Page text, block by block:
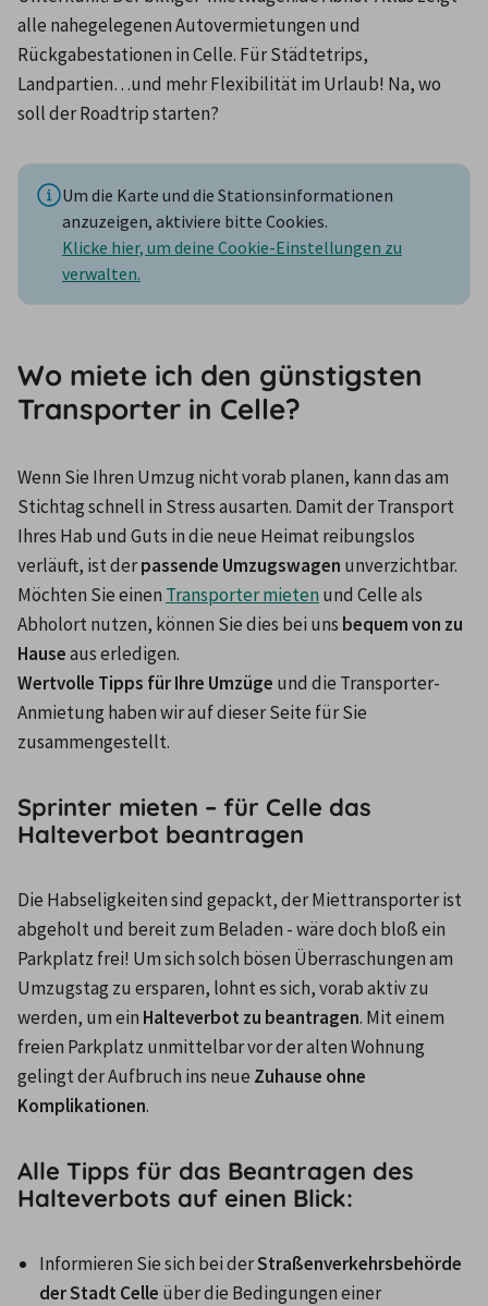
alle nahegelegenen Autovermietungen und
Rückgabestationen in Celle. Für Städtetrips,
Landpartien…und mehr Flexibilität im Urlaub! Na, wo
soll der Roadtrip starten?
Um die Karte und die Stationsinformationen
anzuzeigen, aktiviere bitte Cookies.
Klicke hier, um deine Cookie-Einstellungen zu
verwalten.
Wo miete ich den günstigsten
Transporter in Celle?
Wenn Sie Ihren Umzug nicht vorab planen, kann das am
Stichtag schnell in Stress ausarten. Damit der Transport
Ihres Hab und Guts in die neue Heimat reibungslos
verläuft, ist der passende Umzugswagen unverzichtbar.
Möchten Sie einen Transporter mieten und Celle als
Abholort nutzen, können Sie dies bei uns bequem von zu
Hause aus erledigen.
Wertvolle Tipps für Ihre Umzüge und die Transporter-
Anmietung haben wir auf dieser Seite für Sie
zusammengestellt.
Sprinter mieten – für Celle das
Halteverbot beantragen
Die Habseligkeiten sind gepackt, der Miettransporter ist
abgeholt und bereit zum Beladen - wäre doch bloß ein
Parkplatz frei! Um sich solch bösen Überraschungen am
Umzugstag zu ersparen, lohnt es sich, vorab aktiv zu
werden, um ein Halteverbot zu beantragen. Mit einem
freien Parkplatz unmittelbar vor der alten Wohnung
gelingt der Aufbruch ins neue Zuhause ohne
Komplikationen.
Alle Tipps für das Beantragen des
Halteverbots auf einen Blick:
Informieren Sie sich bei der Straßenverkehrsbehörde
der Stadt Celle über die Bedingungen einer